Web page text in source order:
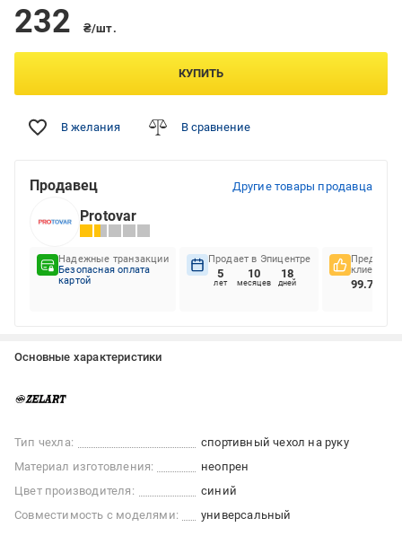
232 ₴/шт.
КУПИТЬ
В желания В сравнение
Продавец Другие товары продавца
Protovar
Надежные транзакции
Безопасная оплата
картой
Продает в Эпицентре
5
лет
10
месяцев
18
дней
клиентов
99.77%
Основные характеристики
Тип чехла:
спортивный чехол на руку
Материал изготовления:
неопрен
Цвет производителя:
синий
Совместимость с моделями:
универсальный